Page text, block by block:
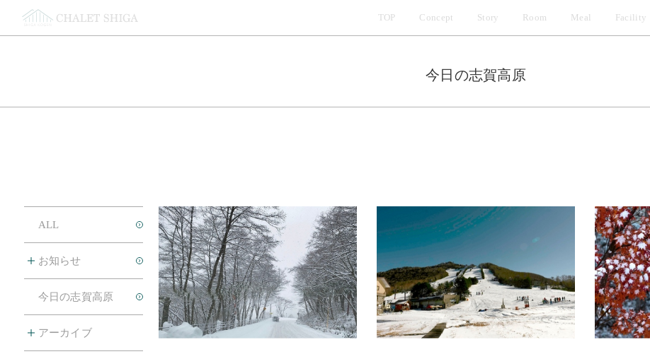
TOP Concept Story Room Meal Facility
今日の志賀高原
ALL
お知らせ
今日の志賀高原
アーカイブ
ストーリー 客室
洋室
お食
レンタルスペース
レンタルショップ
ビアバー「テッパルーム」
大浴場/サウナ
施設概要
お車でお越しの場合
電車でお越しの場合
プラン情報
今日の志賀高原
Hidenobu Sato Photo Gallery
チェ
駐車
客室
大浴
サー
ホテ